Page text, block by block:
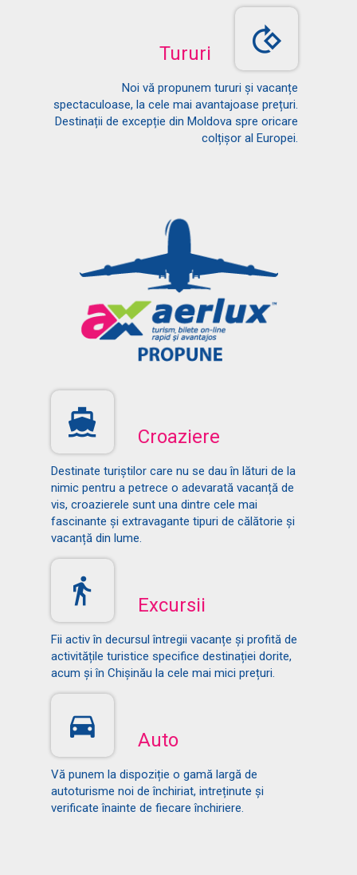
Tururi
Noi vă propunem tururi și vacanțe
spectaculoase, la cele mai avantajoase prețuri.
Destinații de excepție din Moldova spre oricare
colțișor al Europei.
Croaziere
Destinate turiștilor care nu se dau în lături de la
nimic pentru a petrece o adevarată vacanță de
vis, croazierele sunt una dintre cele mai
fascinante și extravagante tipuri de călătorie și
vacanță din lume.
Excursii
Fii activ în decursul întregii vacanțe și profită de
activitățile turistice specifice destinației dorite,
acum și în Chișinău la cele mai mici prețuri.
Auto
Vă punem la dispoziție o gamă largă de
autoturisme noi de închiriat, intreținute și
verificate înainte de fiecare închiriere.